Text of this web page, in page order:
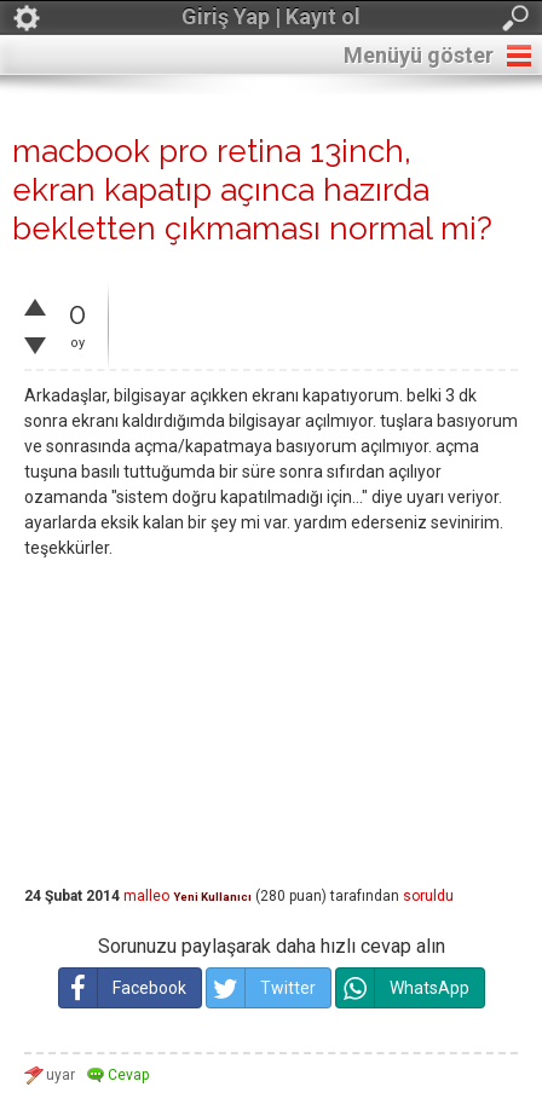
Giriş Yap | Kayıt ol
Menüyü göster
macbook pro retina 13inch,
ekran kapatıp açınca hazırda
bekletten çıkmaması normal mi?
0
oy
Arkadaşlar, bilgisayar açıkken ekranı kapatıyorum. belki 3 dk
sonra ekranı kaldırdığımda bilgisayar açılmıyor. tuşlara basıyorum
ve sonrasında açma/kapatmaya basıyorum açılmıyor. açma
tuşuna basılı tuttuğumda bir süre sonra sıfırdan açılıyor
ozamanda "sistem doğru kapatılmadığı için..." diye uyarı veriyor.
ayarlarda eksik kalan bir şey mi var. yardım ederseniz sevinirim.
teşekkürler.
24 Şubat 2014 malleo Yeni Kullanıcı (280 puan) tarafından soruldu
Sorunuzu paylaşarak daha hızlı cevap alın
Facebook Twitter WhatsApp